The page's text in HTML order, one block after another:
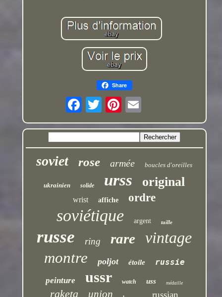
Share
soviet rose armée boucles d'oreilles
ukrainien solide urss original
wrist affiche ordre
soviétique argent taille
russe ring rare vintage
montre poljot étoile
russie
peinture
ussr watch uss médaille
raketa union russian